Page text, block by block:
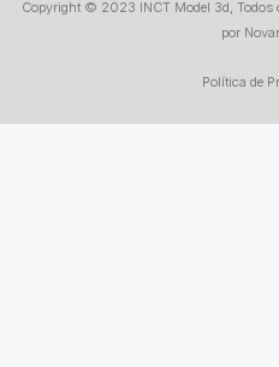
Copyright © 2023 INCT Model 3d, Todos
por
Política de